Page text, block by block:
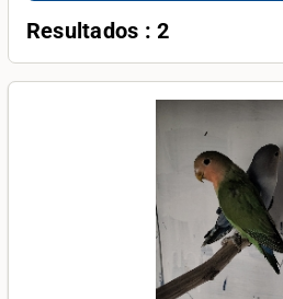
Resultados : 2